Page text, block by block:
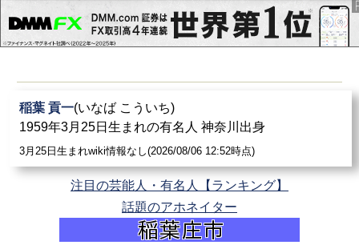
稲葉 貢一(いなば こういち)
1959年3月25日生まれの有名人 神奈川出身
3月25日生まれwiki情報なし(2026/08/06 12:52時点)
注目の芸能人・有名人【ランキング】
話題のアホネイター